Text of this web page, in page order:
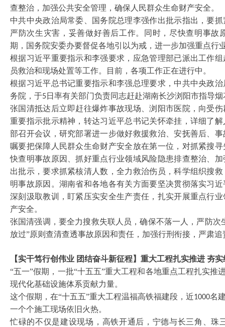
查整治，加强公共安全管理，确保人民群众生命财产安全。
中共中央政治局常委、国务院总理李强作出批示指出，要
严防次生灾害，妥善做好善后工作。同时，尽快查明事故
期，国务院安委办要督促各地引以为戒，进一步加强重点行
根据习近平重要指示和李强要求，应急管理部已派出工作
员救治和现场处置等工作。目前，各项工作正在进行中。
根据习近平总书记重要指示和李强总理要求，中共中央政
务院，于5日率有关部门负责同志赶赴湖南长沙浏阳市指导
张国清抵达后立即赶往爆炸事故现场、浏阳市医院，向受
重要指示批示精神，转达习近平总书记关怀牵挂，详细了
部召开会议，研究部署进一步做好救援救治、安抚善后、
嘱要把保障人民群众生命财产安全放在第一位，对抓紧搜
快查明事故原因、抓好重点行业领域风险隐患排查整治、
出批示，要求抓紧核清人数，全力救治伤员，科学组织搜
明事故原因。湖南省和各地各有关方面要坚决贯彻落实习
深刻汲取教训，盯紧压实安全生产责任，扎实开展重点行
产安全。
张国清强调，要全力搜救失联人员，确保不落一人，严防
放过”原则查清查透事故原因和责任，加强行刑衔接，严肃追
【实干笃行创伟业 团结奋斗新征程】重大工程扎实推进 夯实
“五一”假期，一批“十五五”重大工程和各地重点工程扎实推
现代化基础设施体系贡献力量。
这个假期，在“十五五”重大工程温福高铁福建段，近1000名
一个个施工现场依旧火热。
忙碌的不仅是建设现场，高铁开通后，宁德与长三角、珠